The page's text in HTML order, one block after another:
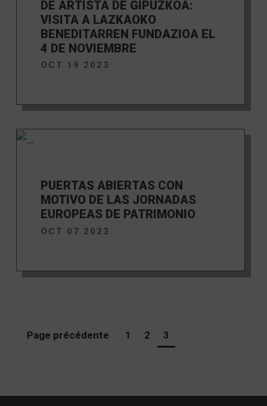
DE ARTISTA DE GIPUZKOA:
VISITA A LAZKAOKO
BENEDITARREN FUNDAZIOA EL
4 DE NOVIEMBRE
OCT 19 2023
PUERTAS ABIERTAS CON
MOTIVO DE LAS JORNADAS
EUROPEAS DE PATRIMONIO
OCT 07 2023
Page précédente 1 2 3